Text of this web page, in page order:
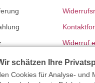
Widerruf
schätzen Ihre
Cookies für Analyse- und